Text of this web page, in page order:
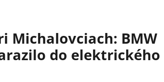
Michalovciach: BMW
do elektrického